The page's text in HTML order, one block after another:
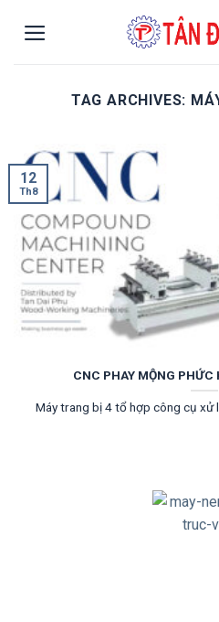
TAG ARCHIVES:
CNC PHAY MỘNG PHỨC
Máy trang bị 4 tổ hợp công cụ xử
12
Th8